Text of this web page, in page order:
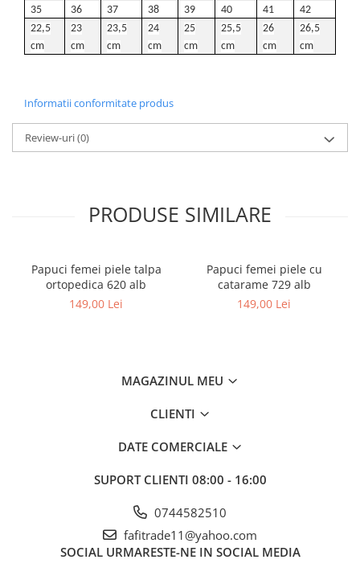
35 36 37 38 39 40 41
42
22,5
cm
23
cm
23,5
cm
24
cm
25
cm
25,5
cm
26
cm
26,5
cm
Informatii conformitate produs
Review-uri(0)
PRODUSE SIMILARE
Papuci femei piele talpa
ortopedica 620 alb
149,00 Lei
Papuci femei piele cu
catarame 729 alb
149,00 Lei
MAGAZINUL MEU
CLIENTI
DATE COMERCIALE
SUPORT CLIENTI 08:00 - 16:00
0744582510
fafitrade11@yahoo.com
SOCIAL URMARESTE-NE IN SOCIAL MEDIA